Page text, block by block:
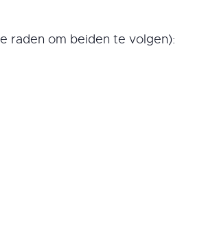
raden om beiden te volgen):